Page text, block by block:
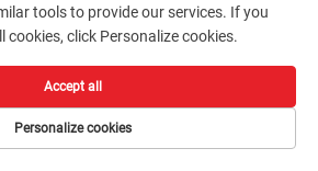
tools to provide our services. If you
click Personalize cookies.
Personalize cookies
Accept all